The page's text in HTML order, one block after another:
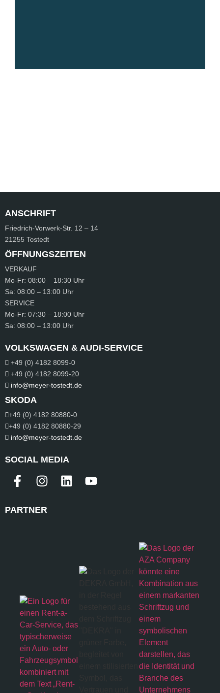
ANSCHRIFT
Friedrich-Vorwerk-Str. 12 – 14
21255 Tostedt
ÖFFNUNGSZEITEN
VERKAUF
Mo-Fr: 08:00 – 18:30 Uhr
Sa: 08:00 – 13:00 Uhr
SERVICE
Mo-Fr: 07:30 – 18:00 Uhr
Sa: 08:00 – 13:00 Uhr
VOLKSWAGEN & AUDI-SERVICE
+49 (0) 4182 8099-0
+49 (0) 4182 8099-20
info@meyer-tostedt.de
SKODA
+49 (0) 4182 80880-0
+49 (0) 4182 80880-29
info@meyer-tostedt.de
SOCIAL MEDIA
PARTNER